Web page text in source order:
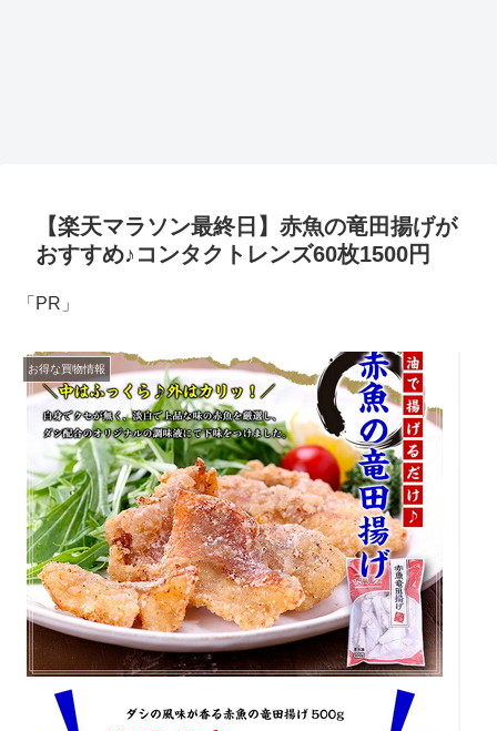
【楽天マラソン最終日】赤魚の竜田揚げが
おすすめ♪コンタクトレンズ60枚1500円
「PR」
お得な買物情報